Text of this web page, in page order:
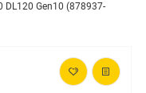
DL120 Gen10 (878937-